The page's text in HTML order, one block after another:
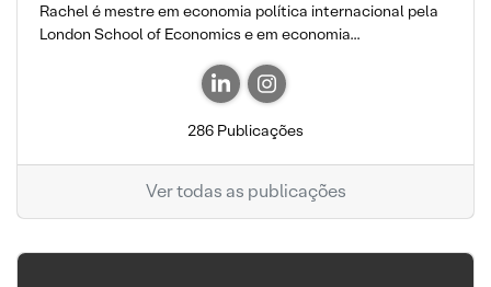
Rachel é mestre em economia política internacional pela
London School of Economics e em economia...
286 Publicações
Ver todas as publicações